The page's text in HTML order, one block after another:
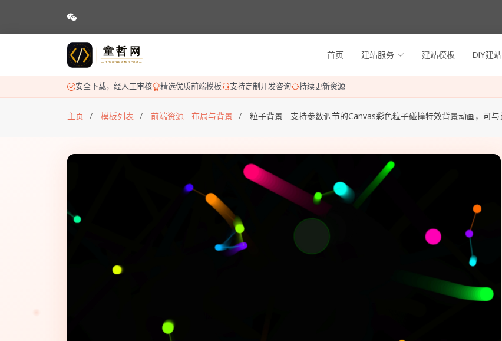
首页 建站服务 建站模板 DIY建站
安全下载，经人工审核 精选优质前端模板 支持定制开发咨询 持续更新资源
主页 模板列表 前端资源 - 布局与背景 粒子背景 - 支持参数调节的Canvas彩色粒子碰撞特效背景动画，可